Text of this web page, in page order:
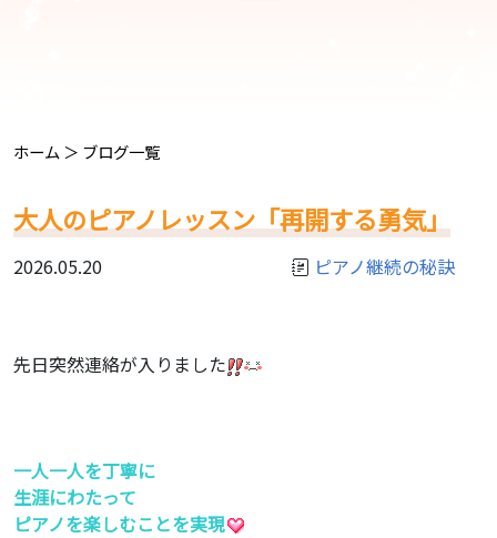
ホーム ＞ ブログ一覧
大人のピアノレッスン「再開する勇気」
2026.05.20 ピアノ継続の秘訣
先日突然連絡が入りました
一人一人を丁寧に
生涯にわたって
ピアノを楽しむことを実現